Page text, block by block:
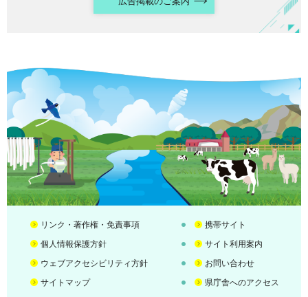
リンク・著作権・免責事項
携帯サイト
個人情報保護方針
サイト利用案内
ウェブアクセシビリティ方針
お問い合わせ
サイトマップ
県庁舎へのアクセス